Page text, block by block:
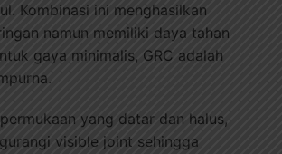
Kombinasi ini menghasilkan
namun memiliki daya tahan
gaya minimalis, GRC adalah
yang datar dan halus,
visible joint sehingga